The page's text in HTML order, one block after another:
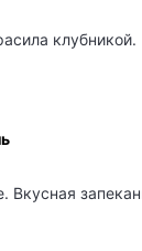
клубникой.
Вкусная